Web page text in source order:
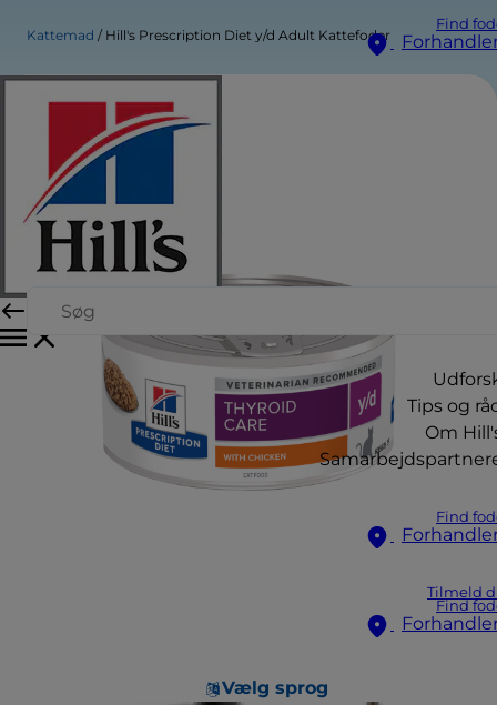
Find
Tips og
Om
Find
Tilmeld
Find
Vælg sprog
Kattemad Hill's Prescription Diet y/d Adult Kattefoder